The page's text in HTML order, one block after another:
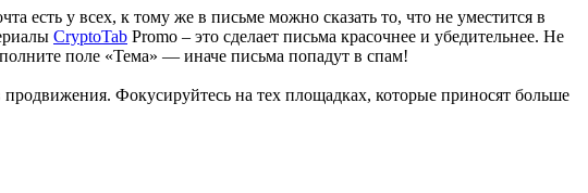
есть у всех, к тому же в письме можно сказать то, что не уместится в
CryptoTab Promo – это сделает письма красочнее и убедительнее. Не
поле «Тема» — иначе письма попадут в спам!
Фокусируйтесь на тех площадках, которые приносят больше